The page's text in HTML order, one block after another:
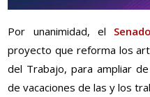
Por unanimidad, el
proyecto que reforma los
del Trabajo, para ampliar
de vacaciones de las y los